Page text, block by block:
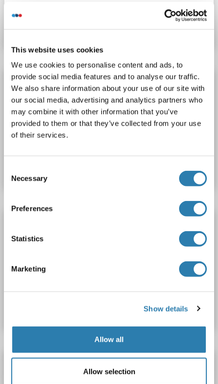
This website uses cookies
We use cookies to personalise content and ads, to
provide social media features and to analyse our traffic.
We also share information about your use of our site with
our social media, advertising and analytics partners who
may combine it with other information that you’ve
provided to them or that they’ve collected from your use
of their services.
Selection
Necessary
Preferences
Statistics
Marketing
Show details
Allow all
Allow selection
Fiche technique Détails
NCK2 anticorps (AA 301-380) (AbBy Fluor®
750)
Reactivité: Souris WB, IF (cc), IF (p)
Hôte: Lapin
Polyclonal
AbBy Fluor® 750
350)
Hôte: Lapin
N° du produit ABIN907757
Détails
NCK2 anticorps (AA 301-380) (AbBy Fluor®